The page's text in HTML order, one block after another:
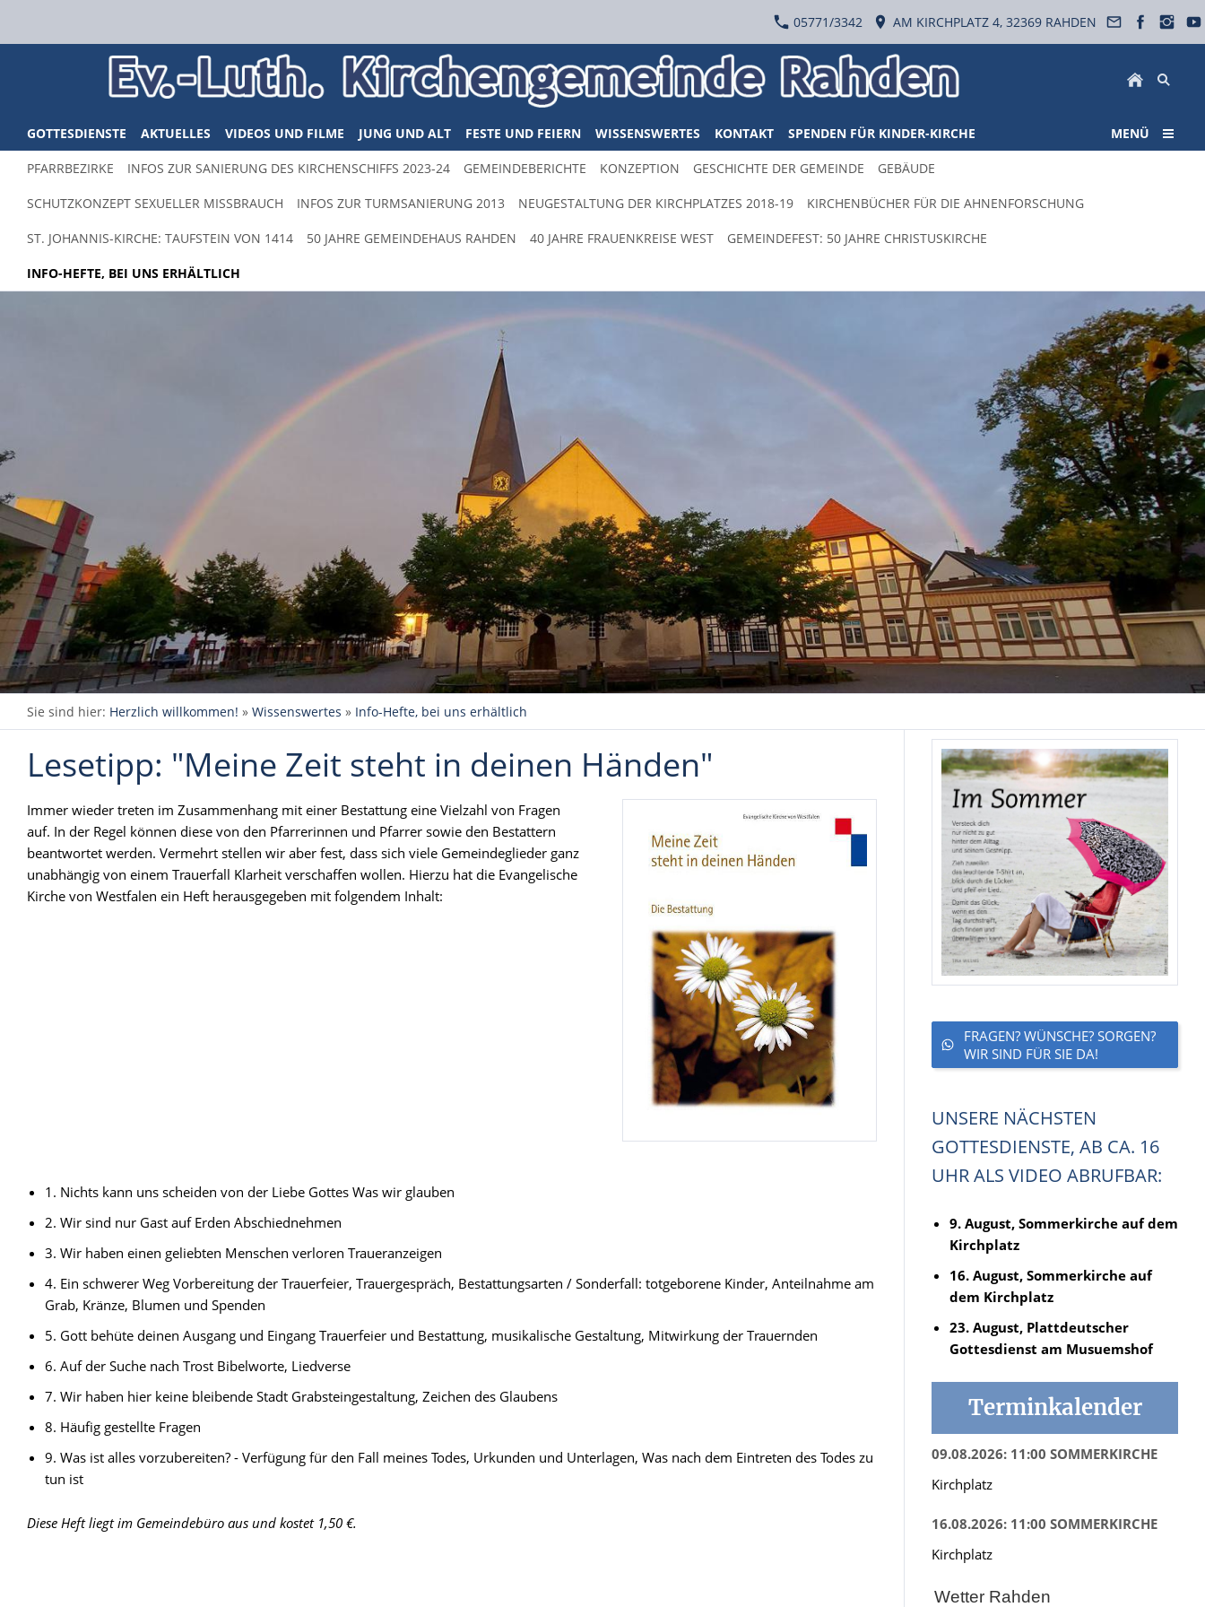
05771/3342 AM KIRCHPLATZ 4, 32369 RAHDEN
GOTTESDIENSTE AKTUELLES VIDEOS UND FILME JUNG UND ALT FESTE UND FEIERN WISSENSWERTES KONTAKT SPENDEN FÜR KINDER-KIRCHE MENÜ
PFARRBEZIRKE INFOS ZUR SANIERUNG DES KIRCHENSCHIFFS 2023-24 GEMEINDEBERICHTE KONZEPTION GESCHICHTE DER GEMEINDE GEBÄUDE
SCHUTZKONZEPT SEXUELLER MISSBRAUCH INFOS ZUR TURMSANIERUNG 2013 NEUGESTALTUNG DER KIRCHPLATZES 2018-19 KIRCHENBÜCHER FÜR DIE AHNENFORSCHUNG
ST. JOHANNIS-KIRCHE: TAUFSTEIN VON 1414 50 JAHRE GEMEINDEHAUS RAHDEN 40 JAHRE FRAUENKREISE WEST GEMEINDEFEST: 50 JAHRE CHRISTUSKIRCHE
INFO-HEFTE, BEI UNS ERHÄLTLICH
Sie sind hier: Herzlich willkommen! » Wissenswertes » Info-Hefte, bei uns erhältlich
Lesetipp: "Meine Zeit steht in deinen Händen"
Immer wieder treten im Zusammenhang mit einer Bestattung eine Vielzahl von Fragen
auf. In der Regel können diese von den Pfarrerinnen und Pfarrer sowie den Bestattern
beantwortet werden. Vermehrt stellen wir aber fest, dass sich viele Gemeindeglieder ganz
unabhängig von einem Trauerfall Klarheit verschaffen wollen. Hierzu hat die Evangelische
Kirche von Westfalen ein Heft herausgegeben mit folgendem Inhalt:
1. Nichts kann uns scheiden von der Liebe Gottes Was wir glauben
2. Wir sind nur Gast auf Erden Abschiednehmen
3. Wir haben einen geliebten Menschen verloren Traueranzeigen
4. Ein schwerer Weg Vorbereitung der Trauerfeier, Trauergespräch, Bestattungsarten / Sonderfall: totgeborene Kinder, Anteilnahme am
Grab, Kränze, Blumen und Spenden
5. Gott behüte deinen Ausgang und Eingang Trauerfeier und Bestattung, musikalische Gestaltung, Mitwirkung der Trauernden
6. Auf der Suche nach Trost Bibelworte, Liedverse
7. Wir haben hier keine bleibende Stadt Grabsteingestaltung, Zeichen des Glaubens
8. Häufig gestellte Fragen
9. Was ist alles vorzubereiten? - Verfügung für den Fall meines Todes, Urkunden und Unterlagen, Was nach dem Eintreten des Todes zu
tun ist
Diese Heft liegt im Gemeindebüro aus und kostet 1,50 €.
FRAGEN? WÜNSCHE? SORGEN?
WIR SIND FÜR SIE DA!
UNSERE NÄCHSTEN
GOTTESDIENSTE, AB CA. 16
UHR ALS VIDEO ABRUFBAR:
9. August, Sommerkirche auf dem
Kirchplatz
16. August, Sommerkirche auf
dem Kirchplatz
23. August, Plattdeutscher
Gottesdienst am Musuemshof
Terminkalender
09.08.2026: 11:00 SOMMERKIRCHE
Kirchplatz
16.08.2026: 11:00 SOMMERKIRCHE
Kirchplatz